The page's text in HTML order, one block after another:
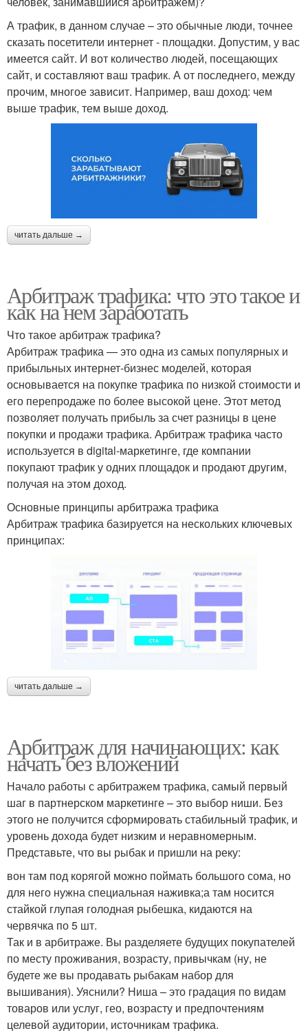
А трафик, в данном случае – это обычные люди, точнее
сказать посетители интернет - площадки. Допустим, у вас
имеется сайт. И вот количество людей, посещающих
сайт, и составляют ваш трафик. А от последнего, между
прочим, многое зависит. Например, ваш доход: чем
выше трафик, тем выше доход.
читать дальше →
Арбитраж трафика: что это такое и
как на нем заработать
Что такое арбитраж трафика?
Арбитраж трафика — это одна из самых популярных и
прибыльных интернет-бизнес моделей, которая
основывается на покупке трафика по низкой стоимости и
его перепродаже по более высокой цене. Этот метод
позволяет получать прибыль за счет разницы в цене
покупки и продажи трафика. Арбитраж трафика часто
используется в digital-маркетинге, где компании
покупают трафик у одних площадок и продают другим,
получая на этом доход.
Основные принципы арбитража трафика
Арбитраж трафика базируется на нескольких ключевых
принципах:
читать дальше →
Арбитраж для начинающих: как
начать без вложений
Начало работы с арбитражем трафика, самый первый
шаг в партнерском маркетинге – это выбор ниши. Без
этого не получится сформировать стабильный трафик, и
уровень дохода будет низким и неравномерным.
Представьте, что вы рыбак и пришли на реку:
вон там под корягой можно поймать большого сома, но
для него нужна специальная наживка;а там носится
стайкой глупая голодная рыбешка, кидаются на
червячка по 5 шт.
Так и в арбитраже. Вы разделяете будущих покупателей
по месту проживания, возрасту, привычкам (ну, не
будете же вы продавать рыбакам набор для
вышивания). Уяснили? Ниша – это градация по видам
товаров или услуг, гео, возрасту и предпочтениям
целевой аудитории, источникам трафика.